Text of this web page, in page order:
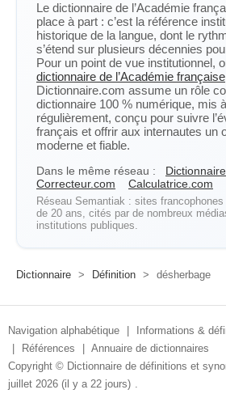
Le dictionnaire de l’Académie
place à part : c’est la référence
historique de la langue, dont le
s’étend sur plusieurs décennies
Pour un point de vue institutionnel,
dictionnaire de l’Académie française
Dictionnaire.com assume un rôle
dictionnaire 100 % numérique, mis
régulièrement, conçu pour suivre
français et offrir aux internautes un
moderne et fiable.
Dans le même réseau :
Correcteur.com
Calculatrice.com
Réseau Semantiak : sites
de 20 ans, cités par de nombreux
institutions publiques.
Dictionnaire > Définition > désherbage
Navigation alphabétique Informations &
Références
Annuaire de dictionnaires
Copyright © Dictionnaire de définitions et
juillet 2026 (il y a 22 jours) .